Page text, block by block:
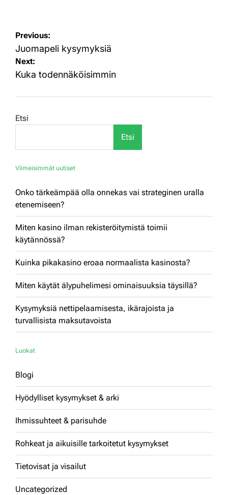
Artikkelien
selaus
Previous:
Juomapeli kysymyksiä
Next:
Kuka todennäköisimmin
Etsi
Etsi
Viimeisimmät uutiset
Onko tärkeämpää olla onnekas vai strateginen uralla
etenemiseen?
Miten kasino ilman rekisteröitymistä toimii
käytännössä?
Kuinka pikakasino eroaa normaalista kasinosta?
Miten käytät älypuhelimesi ominaisuuksia täysillä?
Kysymyksiä nettipelaamisesta, ikärajoista ja
turvallisista maksutavoista
Luokat
Blogi
Hyödylliset kysymykset & arki
Ihmissuhteet & parisuhde
Rohkeat ja aikuisille tarkoitetut kysymykset
Tietovisat ja visailut
Uncategorized